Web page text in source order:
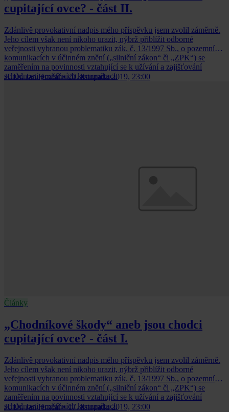
cupitající ovce? - část II.
Zdánlivě provokativní nadpis mého příspěvku jsem zvolil záměrně.
Jeho cílem však není nikoho urazit, nýbrž přiblížit odborné
veřejnosti vybranou problematiku zák. č. 13/1997 Sb., o pozemních
komunikacích v účinném znění („silniční zákon“ či „ZPK“) se
zaměřením na povinnosti vztahující se k užívání a zajišťování
schůdnosti pozemních komunikací.
JUDr. Jan Hrnčář • 20. listopadu 2019, 23:00
Články
„Chodníkové škody“ aneb jsou chodci
cupitající ovce? - část I.
Zdánlivě provokativní nadpis mého příspěvku jsem zvolil záměrně.
Jeho cílem však není nikoho urazit, nýbrž přiblížit odborné
veřejnosti vybranou problematiku zák. č. 13/1997 Sb., o pozemních
komunikacích v účinném znění („silniční zákon“ či „ZPK“) se
zaměřením na povinnosti vztahující se k užívání a zajišťování
schůdnosti pozemních komunikací.
JUDr. Jan Hrnčář • 17. listopadu 2019, 23:00